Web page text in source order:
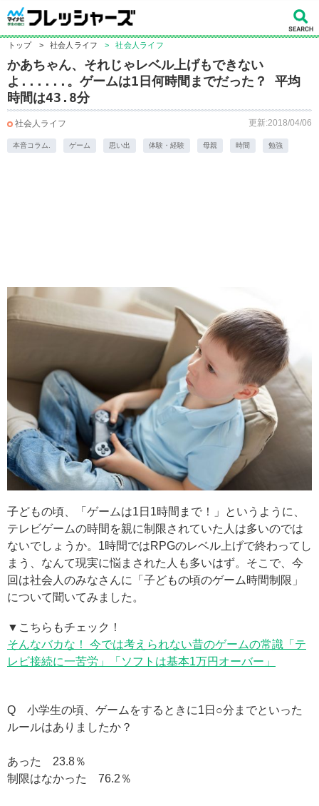
トップ > 社会人ライフ > 社会人ライフ
かあちゃん、それじゃレベル上げもできない
よ......。ゲームは1日何時間までだった？ 平均
時間は43.8分
社会人ライフ 更新:2018/04/06
本音コラム. ゲーム 思い出 体験・経験 母親 時間 勉強
子どもの頃、「ゲームは1日1時間まで！」というように、
テレビゲームの時間を親に制限されていた人は多いのでは
ないでしょうか。1時間ではRPGのレベル上げで終わってし
まう、なんて現実に悩まされた人も多いはず。そこで、今
回は社会人のみなさんに「子どもの頃のゲーム時間制限」
について聞いてみました。
▼こちらもチェック！
そんなバカな！ 今では考えられない昔のゲームの常識「テ
レビ接続に一苦労」「ソフトは基本1万円オーバー」
Q 小学生の頃、ゲームをするときに1日○分までといった
ルールはありましたか？
あった 23.8％
制限はなかった 76.2％